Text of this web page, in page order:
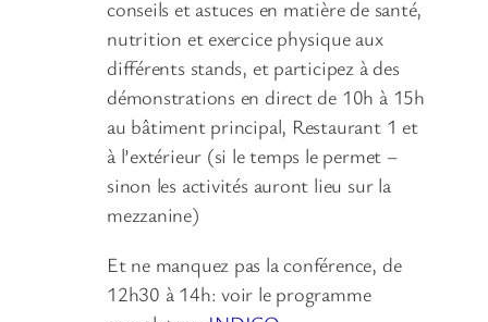
conseils et astuces en matière de santé,
nutrition et exercice physique aux
différents stands, et participez à des
démonstrations en direct de 10h à 15h
au bâtiment principal, Restaurant 1 et
à l’extérieur (si le temps le permet –
sinon les activités auront lieu sur la
mezzanine)
Et ne manquez pas la conférence, de
12h30 à 14h: voir le programme